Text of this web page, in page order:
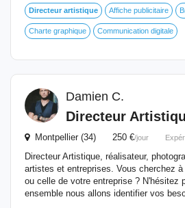
Directeur artistique Affiche publicitaire
Charte graphique Communication digitale
Damien C.
Directeur
Montpellier (34) 250 €/jour
Directeur Artistique, réalisateur,
artistes et entreprises. Vous cherchez
ou celle de votre entreprise ? N'hésitez
ensemble nous allons identifier vos